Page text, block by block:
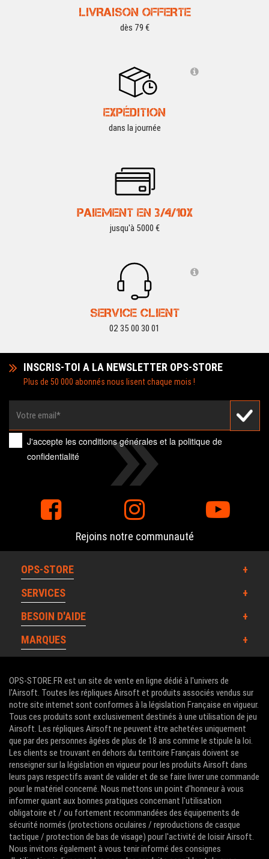
LIVRAISON OFFERTE
dès 79 €
EXPÉDITION
dans la journée
PAIEMENT EN 3/4/10X
jusqu'à 5000 €
SERVICE CLIENT
02 35 00 30 01
INSCRIS-TOI A LA NEWSLETTER OPS-STORE
Plus de 50 000 abonnés nous lisent chaque mois !
J'accepte lesconditions générales et lapolitique de
confidentialité
Rejoins notre communauté
OPS-STORE
SERVICES
BESOIN D'AIDE
MARQUES
OPS-STORE.FR est un site de vente en ligne dédié à l'univers de
l'Airsoft. Toutes les répliques Airsoft et produits associés vendus sur
notre site internet sont conformes à la législation Française en vigueur.
Tous ces produits sont exclusivement destinés à une utilisation de jeu
Airsoft. Les répliques Airsoft ne peuvent être achetées uniquement
que par des personnes âgées de plus de 18 ans comme le stipule la loi.
Les clients se trouvant en dehors du territoire Français doivent se
renseigner sur la législation en vigueur pour les produits Airsoft dans
leurs pays respectifs avant de valider et de se faire livrer une commande
pour le matériel concerné. Nous mettons un point d'honneur à vous
informer quant aux bonnes pratiques concernant l'utilisation
obligatoire et / ou fortement recommandées des équipements de
sécurité normés (protections oculaires / reproductions de casque
tactique / protection de bas de visage) pour l'activité de loisir Airsoft.
Nous invitons également à vous tenir informé des consignes